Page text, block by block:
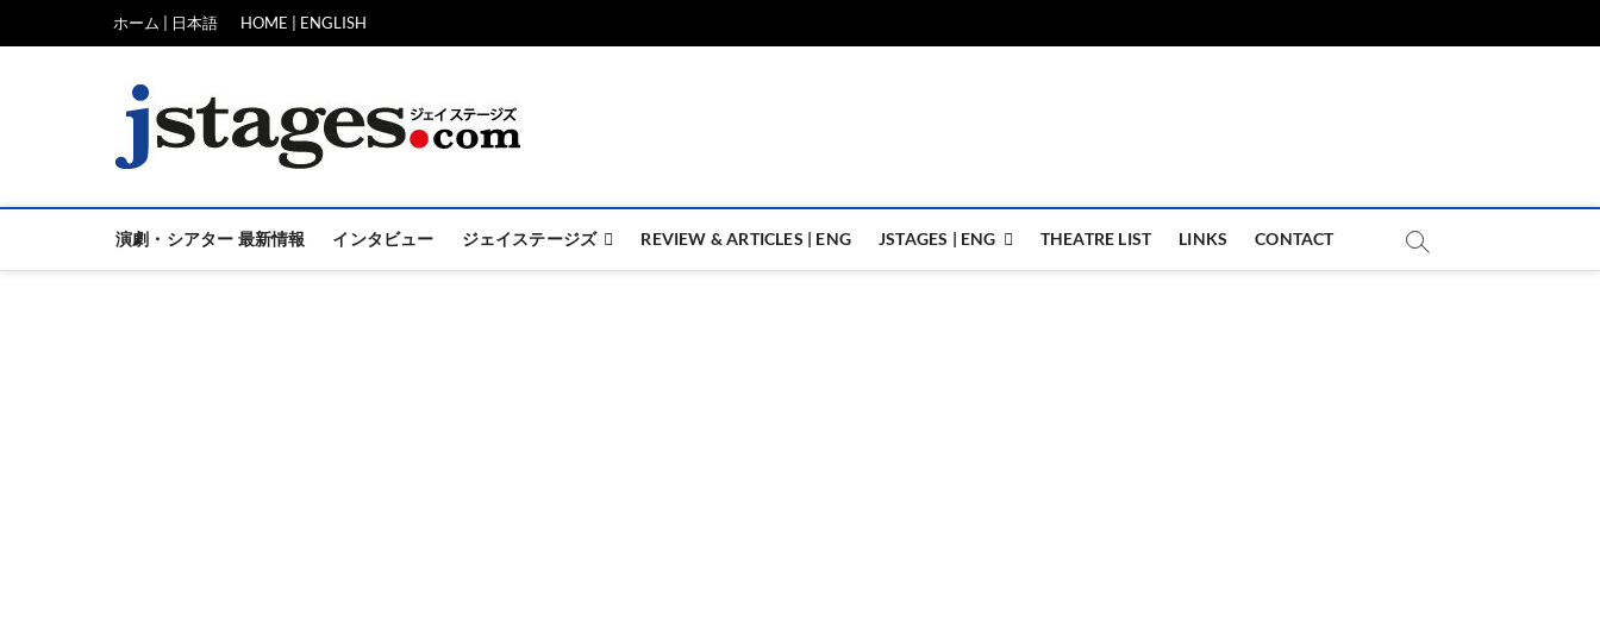
ホーム | 日本語 HOME | ENGLISH
演劇・シアター 最新情報 インタビュー ジェイステージズ REVIEW & ARTICLES | ENG JSTAGES | ENG THEATRE LIST LINKS CONTACT